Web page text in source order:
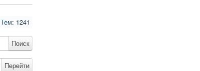
Тем: 1241
Поиск
Перейти